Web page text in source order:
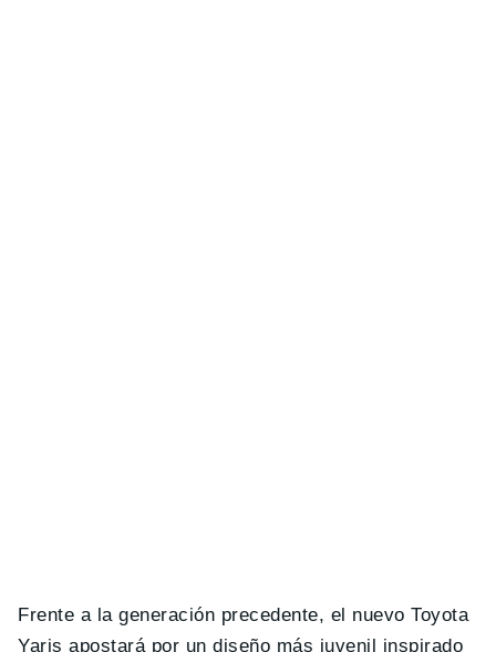
Frente a la generación precedente, el nuevo Toyota
Yaris apostará por un diseño más juvenil inspirado